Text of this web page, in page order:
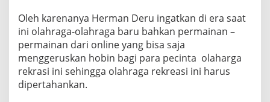
Oleh karenanya Herman Deru ingatkan di era saat
ini olahraga-olahraga baru bahkan permainan –
permainan dari online yang bisa saja
menggeruskan hobin bagi para pecinta olaharga
rekrasi ini sehingga olahraga rekreasi ini harus
dipertahankan.